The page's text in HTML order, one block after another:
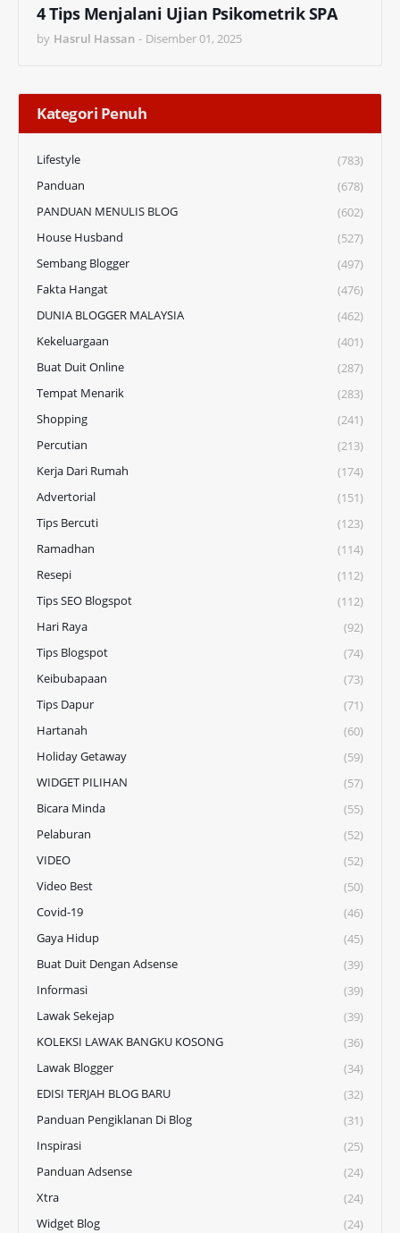
4 Tips Menjalani Ujian Psikometrik SPA
by Hasrul Hassan - Disember 01, 2025
Kategori Penuh
Lifestyle
(783)
Panduan
(678)
PANDUAN MENULIS BLOG
(602)
House Husband
(527)
Sembang Blogger
(497)
Fakta Hangat
(476)
DUNIA BLOGGER MALAYSIA
(462)
Kekeluargaan
(401)
Buat Duit Online
(287)
Tempat Menarik
(283)
Shopping
(241)
Percutian
(213)
Kerja Dari Rumah
(174)
Advertorial
(151)
Tips Bercuti
(123)
Ramadhan
(114)
Resepi
(112)
Tips SEO Blogspot
(112)
Hari Raya
(92)
Tips Blogspot
(74)
Keibubapaan
(73)
Tips Dapur
(71)
Hartanah
(60)
Holiday Getaway
(59)
WIDGET PILIHAN
(57)
Bicara Minda
(55)
Pelaburan
(52)
VIDEO
(52)
Video Best
(50)
Covid-19
(46)
Gaya Hidup
(45)
Buat Duit Dengan Adsense
(39)
Informasi
(39)
Lawak Sekejap
(39)
KOLEKSI LAWAK BANGKU KOSONG
(36)
Lawak Blogger
(34)
EDISI TERJAH BLOG BARU
(32)
Panduan Pengiklanan Di Blog
(31)
Inspirasi
(25)
Panduan Adsense
(24)
Xtra
(24)
Widget Blog
(24)